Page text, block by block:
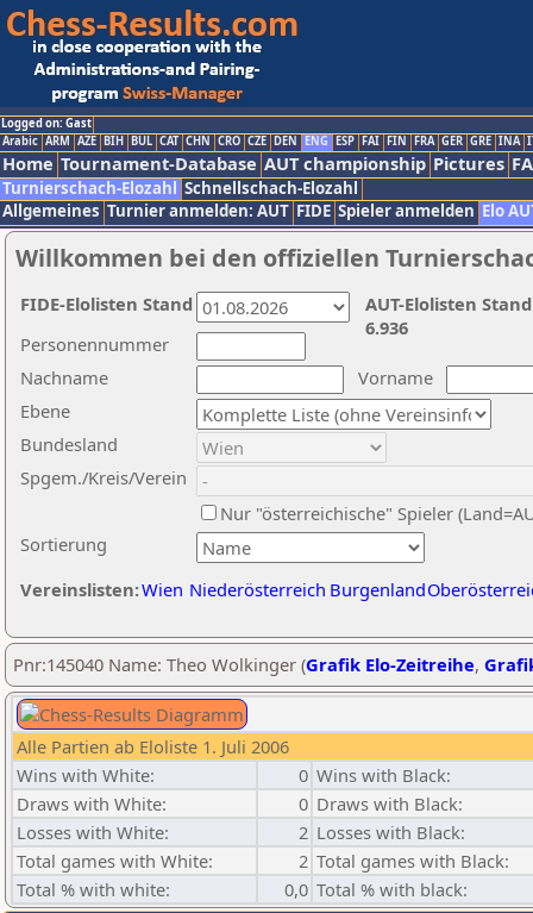
Logged on: Gast
Arabic ARM AZE BIH BUL CAT CHN CRO CZE DEN ENG ESP FAI FIN FRA GER GRE INA
Home Tournament-Database AUT championship Pictures
Turnierschach-Elozahl Schnellschach-Elozahl
Allgemeines Turnier anmelden: AUT FIDE Spieler anmelden Elo
Willkommen bei den offiziellen
Nachname
Vorname
Ebene
Sortierung
Personennummer
Bundesland
Spgem./Kreis/Verein
Nur "österreichische" Spieler
Vereinslisten:Wien Niederösterreich Burgenland
AUT-Elolisten
6.936
FIDE-Elolisten Stand
Pnr:145040 Name: Theo Wolkinger (Grafik Elo-Zeitreihe,
Alle Partien ab Eloliste 1. Juli 2006
Wins with White:
0 Wins with Black:
Draws with White:
0 Draws with Black:
Losses with White:
2 Losses with Black:
Total games with White:
2 Total games with Black:
Total % with white:
0,0 Total % with black: